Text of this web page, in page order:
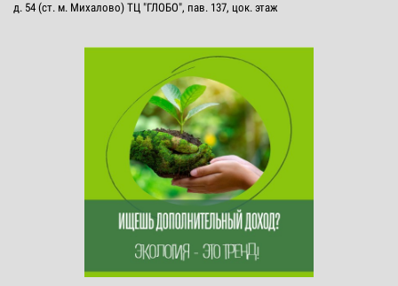
д. 54 (ст. м. Михалово) ТЦ "ГЛОБО", пав. 137, цок. этаж